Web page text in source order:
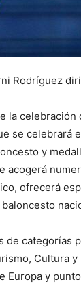
Rodríguez
la celebración
se celebrará
y
acogerá
ofrecerá
de categorías
Cultura
Europa y